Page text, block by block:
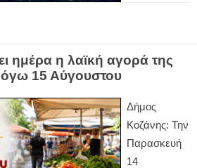
ημέρα η λαϊκή αγορά της
15 Αύγουστου
Δήμος
Κοζάνης: Την
Παρασκευή
14